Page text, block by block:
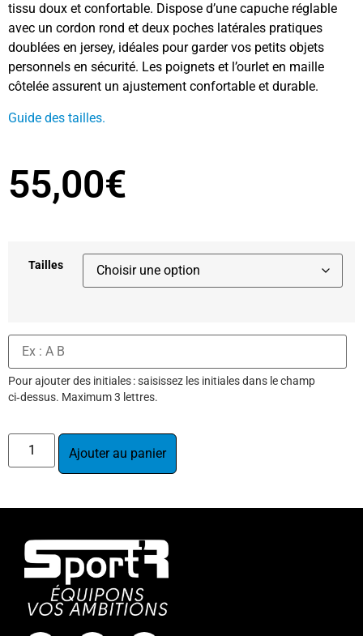
tissu doux et confortable. Dispose d’une capuche réglable
avec un cordon rond et deux poches latérales pratiques
doublées en jersey, idéales pour garder vos petits objets
personnels en sécurité. Les poignets et l’ourlet en maille
côtelée assurent un ajustement confortable et durable.
Guide des tailles.
55,00€
Tailles
Pour ajouter des initiales : saisissez les initiales dans le champ
ci‑dessus. Maximum 3 lettres.
Ajouter au panier